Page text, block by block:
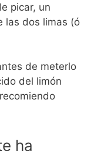
picar, un
las dos limas (ó
de meterlo
del limón
ha